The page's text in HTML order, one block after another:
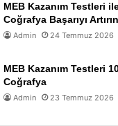
MEB Kazanım Testleri
Coğrafya Başarıyı Artırın
Admin 24 Temmuz 2026
MEB Kazanım Testleri
Coğrafya
Admin 23 Temmuz 2026